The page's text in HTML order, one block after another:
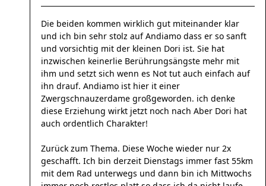
Die beiden kommen wirklich gut miteinander klar
und ich bin sehr stolz auf Andiamo dass er so sanft
und vorsichtig mit der kleinen Dori ist. Sie hat
inzwischen keinerlie Berührungsängste mehr mit
ihm und setzt sich wenn es Not tut auch einfach auf
ihn drauf. Andiamo ist hier it einer
Zwergschnauzerdame großgeworden. ich denke
diese Erziehung wirkt jetzt noch nach Aber Dori hat
auch ordentlich Charakter!
Zurück zum Thema. Diese Woche wieder nur 2x
geschafft. Ich bin derzeit Dienstags immer fast 55km
mit dem Rad unterwegs und dann bin ich Mittwochs